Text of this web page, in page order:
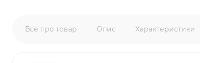
Все про товар Опис Характеристики